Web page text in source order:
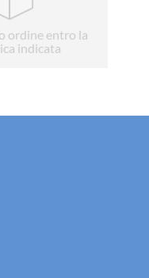
ordine entro la
indicata